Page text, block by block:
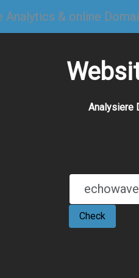
Analysiere
Check